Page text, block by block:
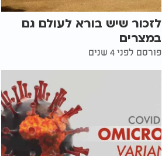
לזכור שיש בורא לעולם גם
במצרים
פורסם לפני 4 שנים